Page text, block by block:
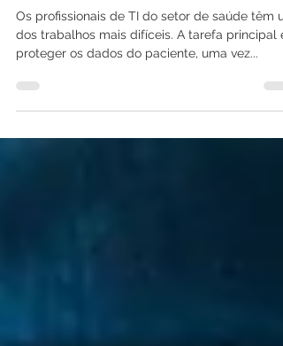
empresas do setor da Saúde
Os profissionais de TI do setor de saúde têm
proteger os dados do paciente, uma vez...